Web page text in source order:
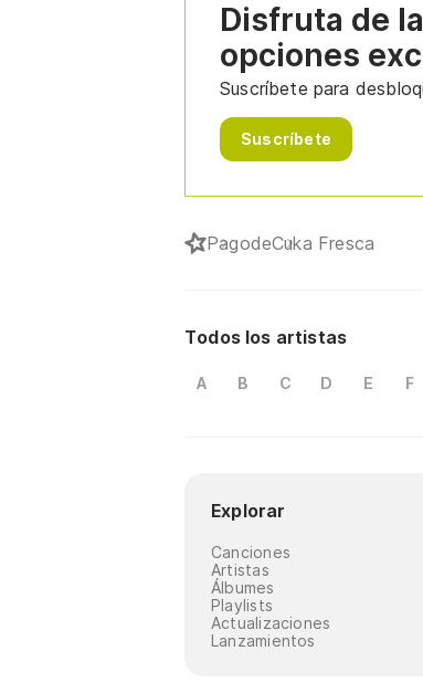
Disfruta de
opciones
Suscríbete para
Suscríbete
PagodeCuka Fresca
Todos los artistas
A B C D E F
Explorar
Canciones
Artistas
Álbumes
Playlists
Actualizaciones
Lanzamientos